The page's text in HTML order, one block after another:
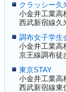
クラッシー
小金井工業高
西武新宿線久
調布女子学生
小金井工業高
京王線調布徒
東京STAY
小金井工業高
西武新宿線東